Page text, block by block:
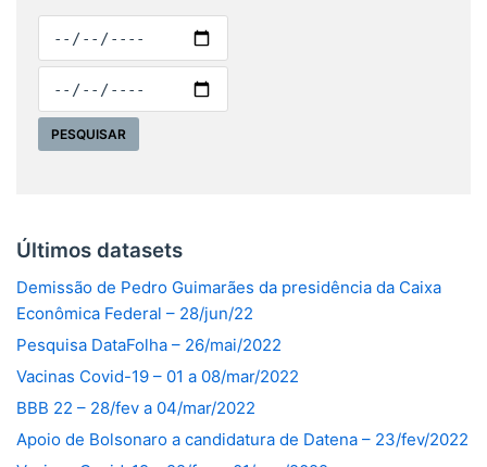
Últimos datasets
Demissão de Pedro Guimarães da presidência da Caixa
Econômica Federal – 28/jun/22
Pesquisa DataFolha – 26/mai/2022
Vacinas Covid-19 – 01 a 08/mar/2022
BBB 22 – 28/fev a 04/mar/2022
Apoio de Bolsonaro a candidatura de Datena – 23/fev/2022